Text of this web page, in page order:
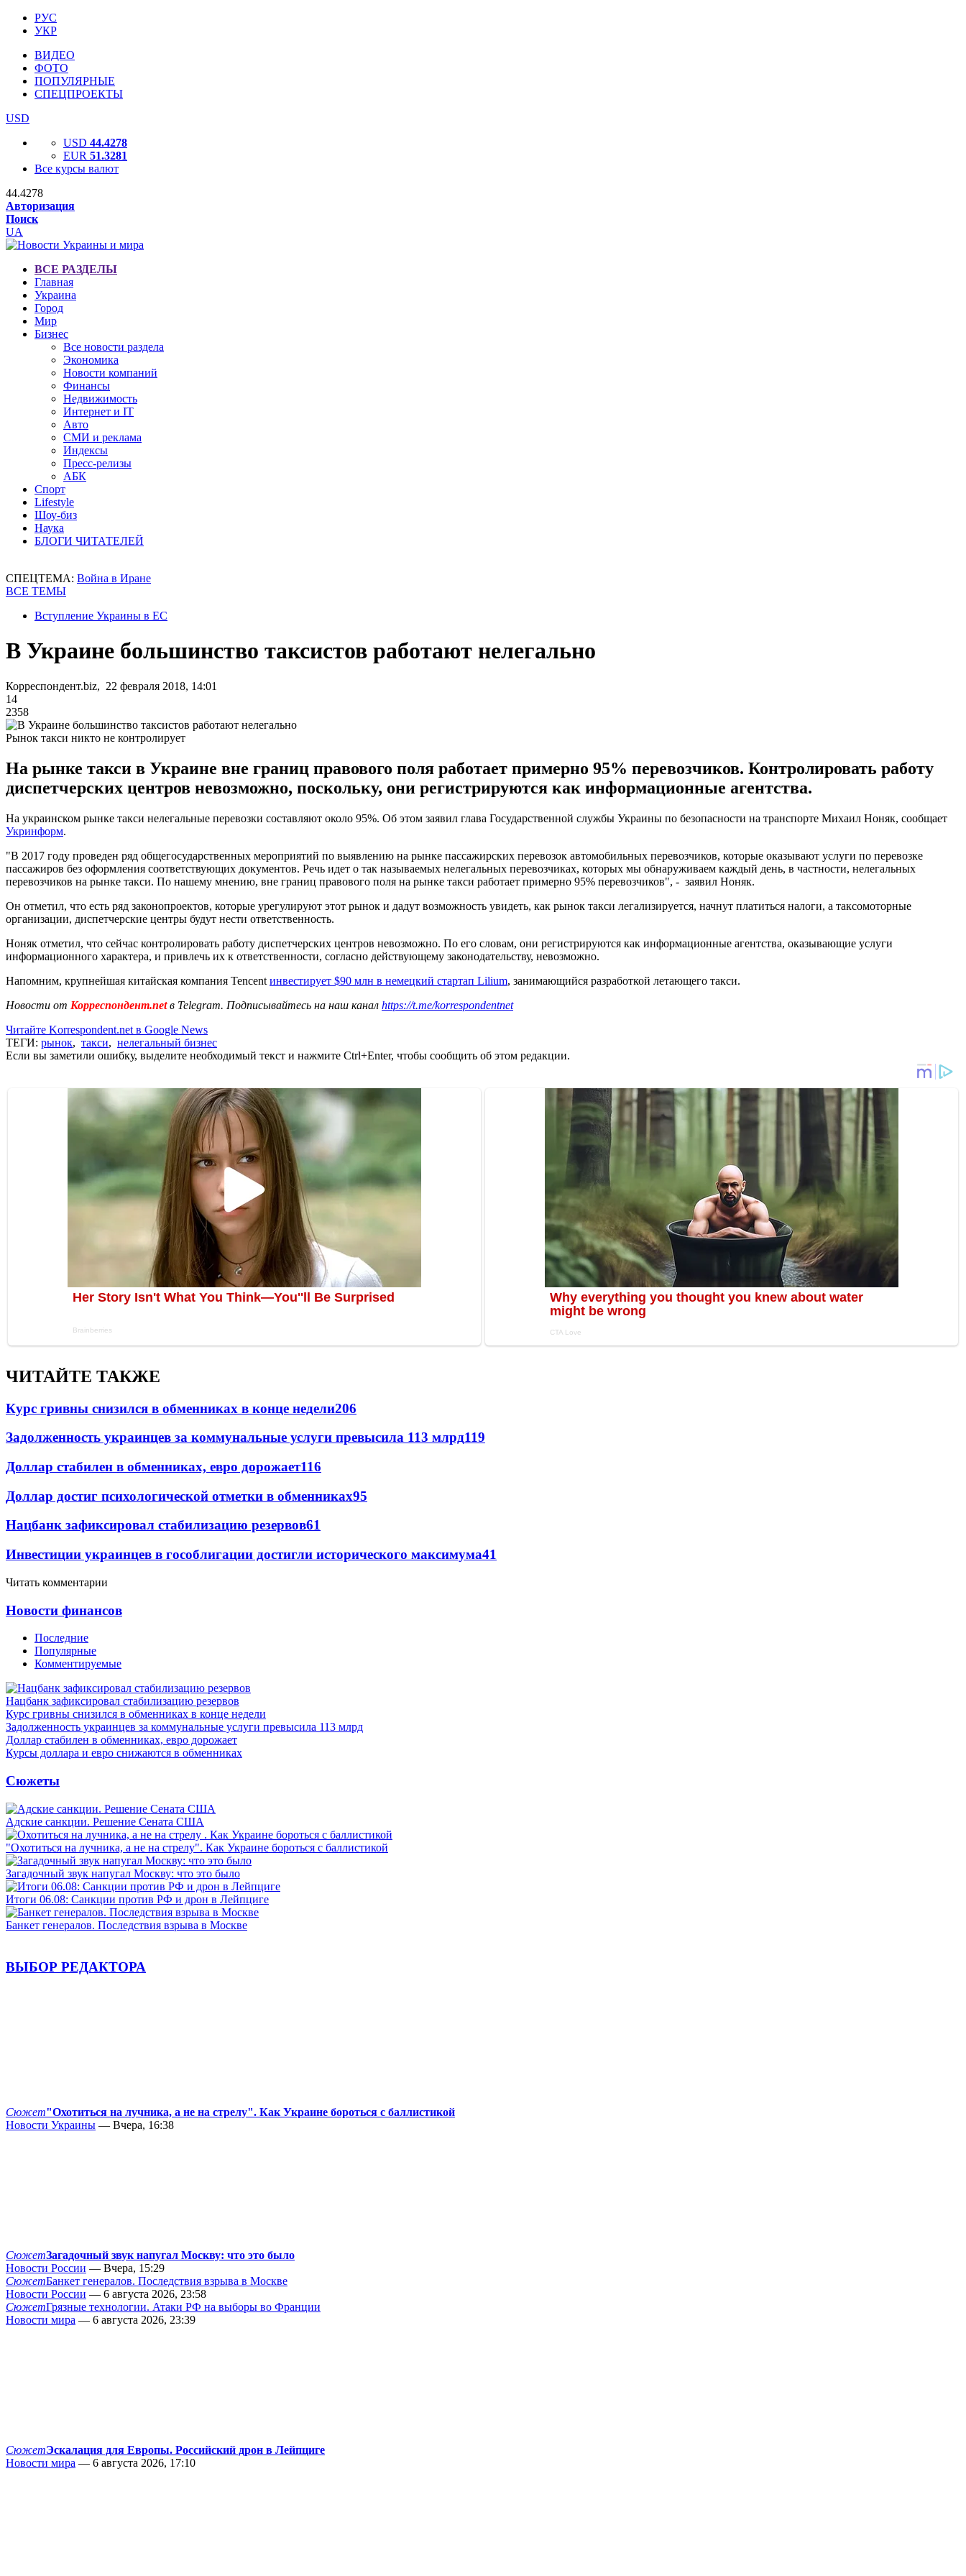
РУС
УКР
ВИДЕО
ФОТО
ПОПУЛЯРНЫЕ
СПЕЦПРОЕКТЫ
USD
USD 44.4278
EUR 51.3281
Все курсы валют
44.4278
Авторизация
Поиск
UA
ВСЕ РАЗДЕЛЫ
Главная
Украина
Город
Мир
Бизнес
Все новости раздела
Экономика
Новости компаний
Финансы
Недвижимость
Интернет и IT
Авто
СМИ и реклама
Индексы
Пресс-релизы
АБК
Спорт
Lifestyle
Шоу-биз
Наука
БЛОГИ ЧИТАТЕЛЕЙ
СПЕЦТЕМА: Война в Иране
ВСЕ ТЕМЫ
Вступление Украины в ЕС
В Украине большинство таксистов работают нелегально
Корреспондент.biz, 22 февраля 2018, 14:01
14
2358
Рынок такси никто не контролирует
На рынке такси в Украине вне границ правового поля работает примерно 95% перевозчиков. Контролировать работу
диспетчерских центров невозможно, поскольку, они регистрируются как информационные агентства.
На украинском рынке такси нелегальные перевозки составляют около 95%. Об этом заявил глава Государственной службы Украины по безопасности на транспорте Михаил Ноняк, сообщает
Укринформ.
"В 2017 году проведен ряд общегосударственных мероприятий по выявлению на рынке пассажирских перевозок автомобильных перевозчиков, которые оказывают услуги по перевозке
пассажиров без оформления соответствующих документов. Речь идет о так называемых нелегальных перевозчиках, которых мы обнаруживаем каждый день, в частности, нелегальных
перевозчиков на рынке такси. По нашему мнению, вне границ правового поля на рынке такси работает примерно 95% перевозчиков", - заявил Ноняк.
Он отметил, что есть ряд законопроектов, которые урегулируют этот рынок и дадут возможность увидеть, как рынок такси легализируется, начнут платиться налоги, а таксомоторные
организации, диспетчерские центры будут нести ответственность.
Ноняк отметил, что сейчас контролировать работу диспетчерских центров невозможно. По его словам, они регистрируются как информационные агентства, оказывающие услуги
информационного характера, и привлечь их к ответственности, согласно действующему законодательству, невозможно.
Напомним, крупнейшая китайская компания Tencent инвестирует $90 млн в немецкий стартап Lilium, занимающийся разработкой летающего такси.
Новости от Корреспондент.netв Telegram. Подписывайтесь на наш канал https://t.me/korrespondentnet
Читайте Korrespondent.net в Google News
ТЕГИ: рынок, такси, нелегальный бизнес
Если вы заметили ошибку, выделите необходимый текст и нажмите Ctrl+Enter, чтобы сообщить об этом редакции.
ЧИТАЙТЕ ТАКЖЕ
Курс гривны снизился в обменниках в конце недели206
Задолженность украинцев за коммунальные услуги превысила 113 млрд119
Доллар стабилен в обменниках, евро дорожает116
Доллар достиг психологической отметки в обменниках95
Нацбанк зафиксировал стабилизацию резервов61
Инвестиции украинцев в гособлигации достигли исторического максимума41
Читать комментарии
Новости финансов
Последние
Популярные
Комментируемые
Нацбанк зафиксировал стабилизацию резервов
Курс гривны снизился в обменниках в конце недели
Задолженность украинцев за коммунальные услуги превысила 113 млрд
Доллар стабилен в обменниках, евро дорожает
Курсы доллара и евро снижаются в обменниках
Сюжеты
Адские санкции. Решение Сената США
"Охотиться на лучника, а не на стрелу". Как Украине бороться с баллистикой
Загадочный звук напугал Москву: что это было
Итоги 06.08: Санкции против РФ и дрон в Лейпциге
Банкет генералов. Последствия взрыва в Москве
ВЫБОР РЕДАКТОРА
Сюжет"Охотиться на лучника, а не на стрелу". Как Украине бороться с баллистикой
Новости Украины — Вчера, 16:38
СюжетЗагадочный звук напугал Москву: что это было
Новости России — Вчера, 15:29
СюжетБанкет генералов. Последствия взрыва в Москве
Новости России — 6 августа 2026, 23:58
СюжетГрязные технологии. Атаки РФ на выборы во Франции
Новости мира — 6 августа 2026, 23:39
СюжетЭскалация для Европы. Российский дрон в Лейпциге
Новости мира — 6 августа 2026, 17:10